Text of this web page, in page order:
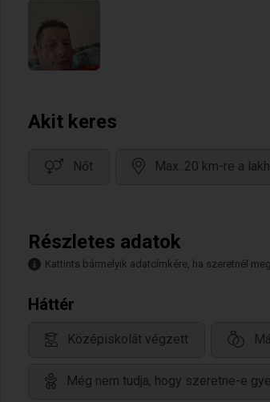
Akit keres
Nőt Max. 20 km-re a
Részletes adatok
Kattints bármelyik adatcímkére, ha szeretnél
Háttér
Középiskolát végzett
Még nem tudja, hogy szeretne-e